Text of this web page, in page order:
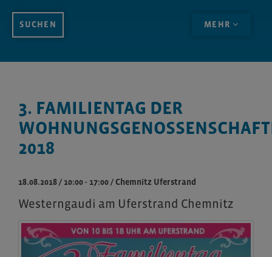
MEHR
3. FAMILIENTAG DER
2018
18.08.2018 / 10:00 - 17:00 / Chemnitz Uferstrand
Westerngaudi am Uferstrand Chemnitz